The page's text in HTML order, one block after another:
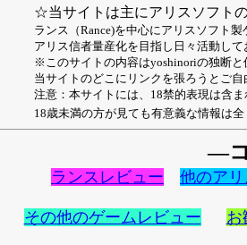
☆当サイトは主にアリスソフト
ランス（Rance)を中心にアリスソフト
アリス信者量産化を目指し日々活動して
※このサイトの内容はyoshinoriの独断
当サイトのどこにリンクを張ろうとご
注意：本サイトには、18禁的表現は含
18歳未満の方が見ても有意義な情報は
―
ランスレビュー 他のア
その他のゲームレビュー お